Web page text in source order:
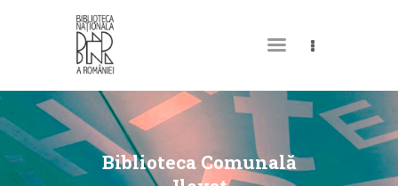
Biblioteca Comunală
DESPRE NOI
PERMISUL MEU DE